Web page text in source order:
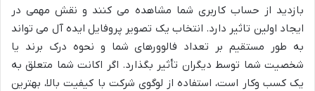
بازدید از حساب کاربری شما مشاهده می کنند و نقش مهمی در
ایجاد اولین تاثیر دارد. انتخاب یک تصویر پروفایل ایده آل می تواند
به طور مستقیم بر تعداد فالوورهای شما و نحوه درک برند یا
شخصیت شما توسط دیگران تأثیر بگذارد. اگر اکانت شما متعلق به
یک کسب وکار است، استفاده از لوگوی شرکت با کیفیت بالا، بهترین